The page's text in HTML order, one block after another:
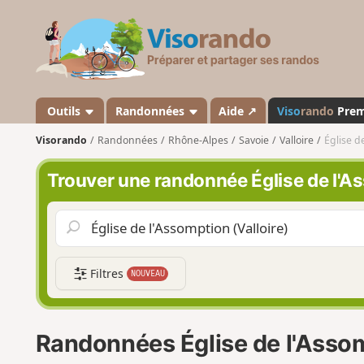
s
a
n
d
o
Outils Randonnées Aide ↗ Visorando
Visorando Randonnées Rhône-Alpes Savoie Valloire Église
Trouver une randonnée Église de
Filtres NOUVEAU
Randonnées Église de